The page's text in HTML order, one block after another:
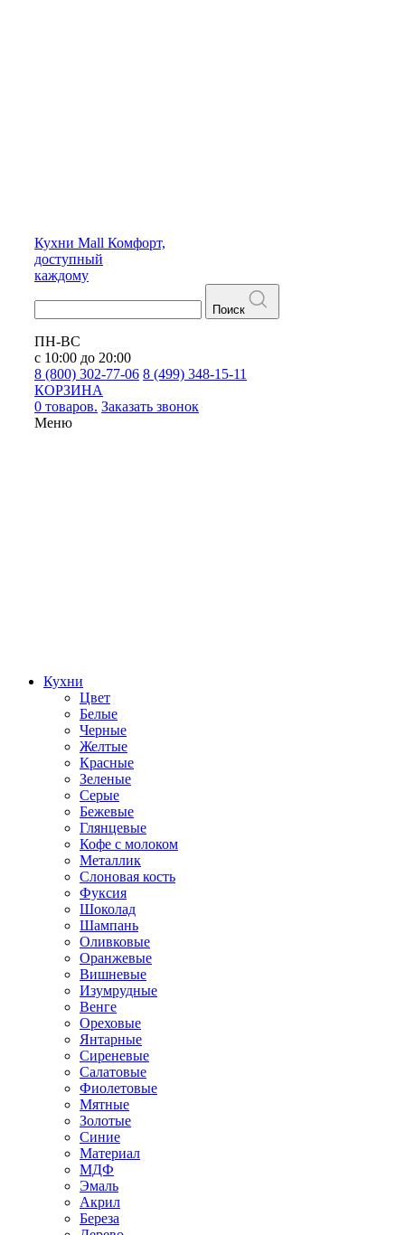
Кухни Mall Комфорт,
доступный
каждому
Поиск
ПН-ВС
с 10:00 до 20:00
8 (800) 302-77-06 8 (499) 348-15-11
КОРЗИНА
0 товаров. Заказать звонок
Меню
Кухни
Цвет
Белые
Черные
Желтые
Красные
Зеленые
Серые
Бежевые
Глянцевые
Кофе с молоком
Металлик
Слоновая кость
Фуксия
Шоколад
Шампань
Оливковые
Оранжевые
Вишневые
Изумрудные
Венге
Ореховые
Янтарные
Сиреневые
Салатовые
Фиолетовые
Мятные
Золотые
Синие
Материал
МДФ
Эмаль
Акрил
Береза